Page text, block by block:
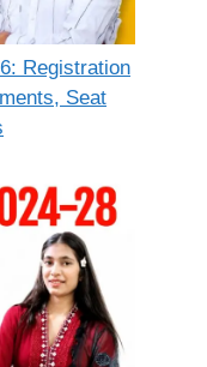
Registration
Seat